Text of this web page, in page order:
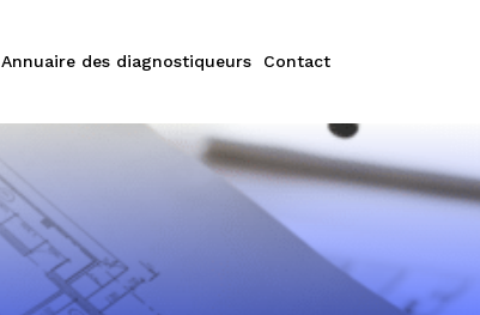
Annuaire des diagnostiqueurs Contact